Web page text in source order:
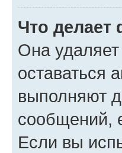
Что делает
Она
оставаться
выполняют
сообщений,
Если вы